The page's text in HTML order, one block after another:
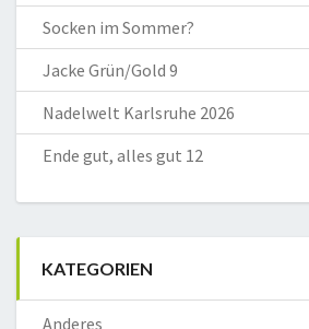
Socken im Sommer?
Jacke Grün/Gold 9
Nadelwelt Karlsruhe 2026
Ende gut, alles gut 12
KATEGORIEN
Anderes